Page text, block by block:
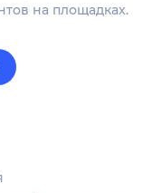
на площадках.